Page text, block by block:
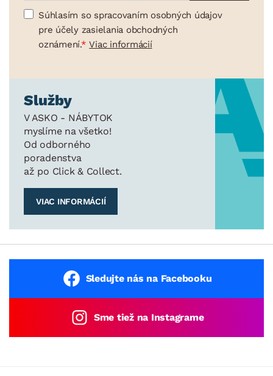
Súhlasím so spracovaním osobných údajov
pre účely zasielania obchodných
oznámení.
Viac informácií
Služby
V ASKO - NÁBYTOK
myslíme na všetko!
Od odborného
poradenstva
až po Click & Collect.
VIAC INFORMÁCIÍ
Sledujte nás na Facebooku
Sme tiež na Instagrame